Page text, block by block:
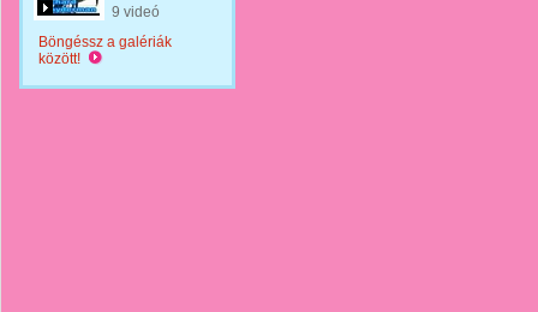
9 videó
Böngéssz a galériák
között!